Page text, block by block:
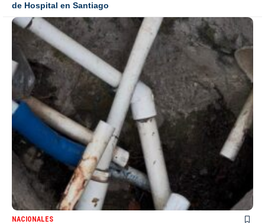
de Hospital en Santiago
NACIONALES